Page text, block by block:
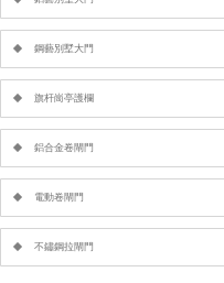
鋼藝別墅大門
旗杆崗亭護欄
鋁合金卷閘門
電動卷閘門
不鏽鋼拉閘門